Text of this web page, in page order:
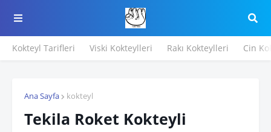
Kokteyl Tarifleri Viski Kokteylleri Rakı Kokteylleri Cin
Ana Sayfa kokteyl
Tekila Roket Kokteyli